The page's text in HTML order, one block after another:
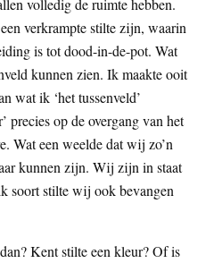
verkrampte stilte zijn, waarin
is tot dood-in-de-pot. Wat
kunnen zien. Ik maakte ooit
wat ik ‘het tussenveld’
precies op de overgang van het
Wat een weelde dat wij zo’n
kunnen zijn. Wij zijn in staat
soort stilte wij ook bevangen
Kent stilte een kleur? Of is